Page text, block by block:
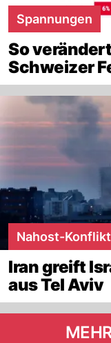
Spannungen
So
Schweizer
Nahost-Konflikt
Iran greift
aus Tel Aviv